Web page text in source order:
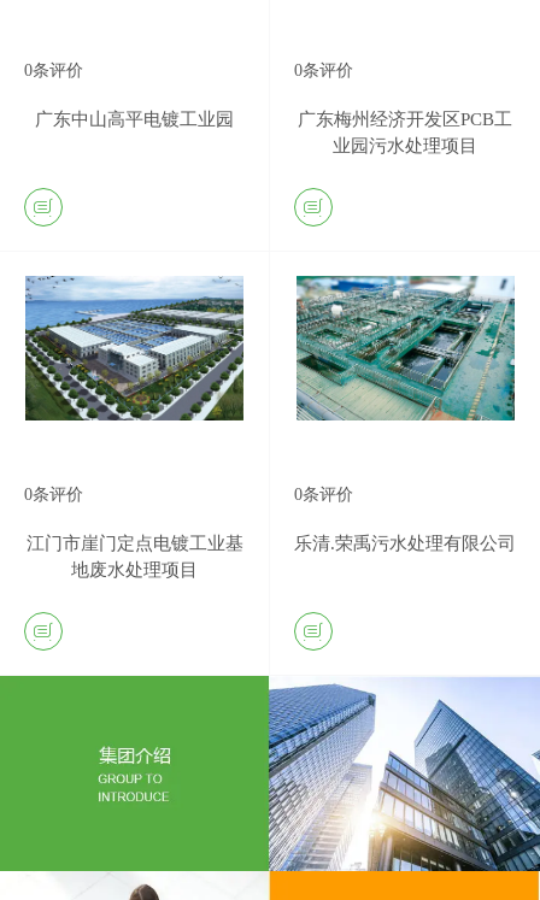
0条评价
广东中山高平电镀工业园
0条评价
广东梅州经济开发区PCB工
业园污水处理项目
0条评价
江门市崖门定点电镀工业基
地废水处理项目
0条评价
乐清.荣禹污水处理有限公司